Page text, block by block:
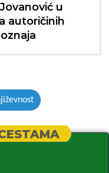
u
autoričinih